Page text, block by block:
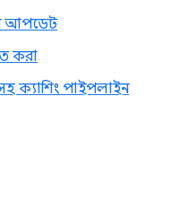
আপডেট
করা
ক্যাশিং পাইপলাইন